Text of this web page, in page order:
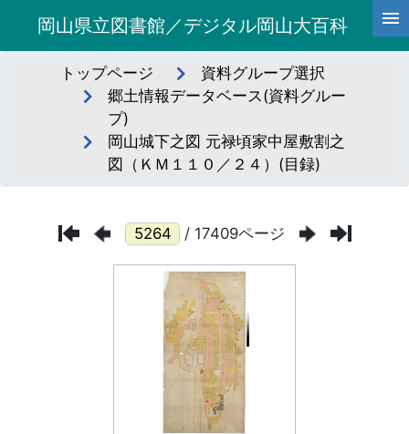
岡山県立図書館／デジタル岡山大百科
トップページ
資料グループ選択
郷土情報データベース(資料グルー
プ)
岡山城下之図 元禄頃家中屋敷割之
図（ＫＭ１１０／２４）(目録)
/ 17409ページ